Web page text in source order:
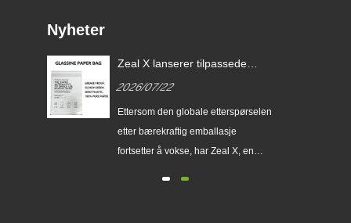
Nyheter
Zeal X lanserer tilpassede
hjelpe globale merkevarer med
å erstatte
engangsplastemballasje
2026/07/22
Ettersom den globale etterspørselen
etter bærekraftig emballasje
fortsetter å vokse, har Zeal X, en